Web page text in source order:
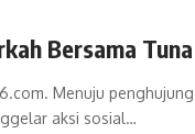
Bersama
Menuju
aksi sosial…